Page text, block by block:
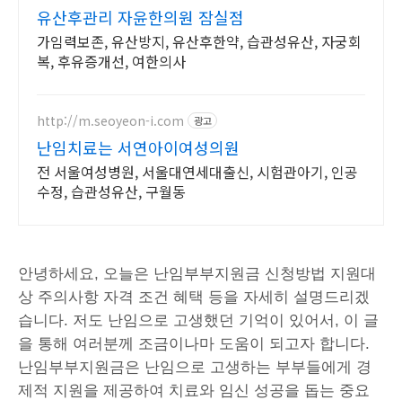
유산후관리 자윤한의원 잠실점
가임력보존, 유산방지, 유산후한약, 습관성유산, 자궁회
복, 후유증개선, 여한의사
http://m.seoyeon-i.com 광고
난임치료는 서연아이여성의원
전 서울여성병원, 서울대연세대출신, 시험관아기, 인공
수정, 습관성유산, 구월동
안녕하세요, 오늘은 난임부부지원금 신청방법 지원대
상 주의사항 자격 조건 혜택 등을 자세히 설명드리겠
습니다. 저도 난임으로 고생했던 기억이 있어서, 이 글
을 통해 여러분께 조금이나마 도움이 되고자 합니다.
난임부부지원금은 난임으로 고생하는 부부들에게 경
제적 지원을 제공하여 치료와 임신 성공을 돕는 중요